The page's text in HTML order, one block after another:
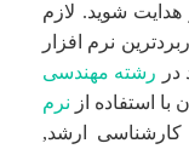
شوید. لازم
نرم افزار
رشته مهندسی
استفاده از نرم
کارشناسی ارشد,